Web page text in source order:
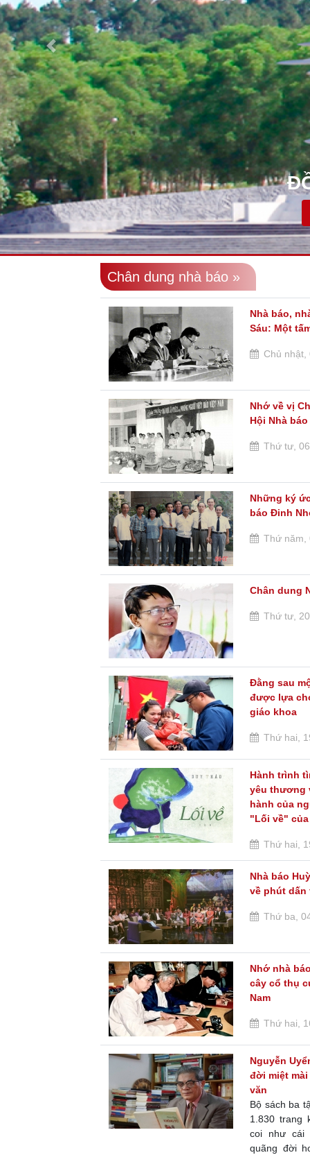
ĐỒNG LỘC
Xem chi tiết
Chân dung nhà báo »
Nhà báo,
Sáu: Một
Chủ nhật,
Nhớ về vị
Hội Nhà báo
Thứ tư,
Những ký
báo Đinh
Thứ năm,
Chân dung
Thứ tư,
Đằng sau
được lựa
giáo khoa
Thứ hai,
Hành trình
yêu thương
hành của
"Lối về"
Thứ hai,
Nhà báo
về phút dấn
Thứ ba,
Nhớ nhà
cây cổ thụ
Nam
Thứ hai,
Nguyễn
đời miệt
văn
Bộ sách ba
1.830 trang
coi như cái
quãng đời